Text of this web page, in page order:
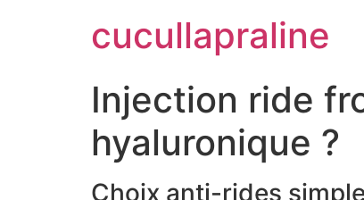
cucullapraline
Injection ride
hyaluronique ?
Choix anti-rides